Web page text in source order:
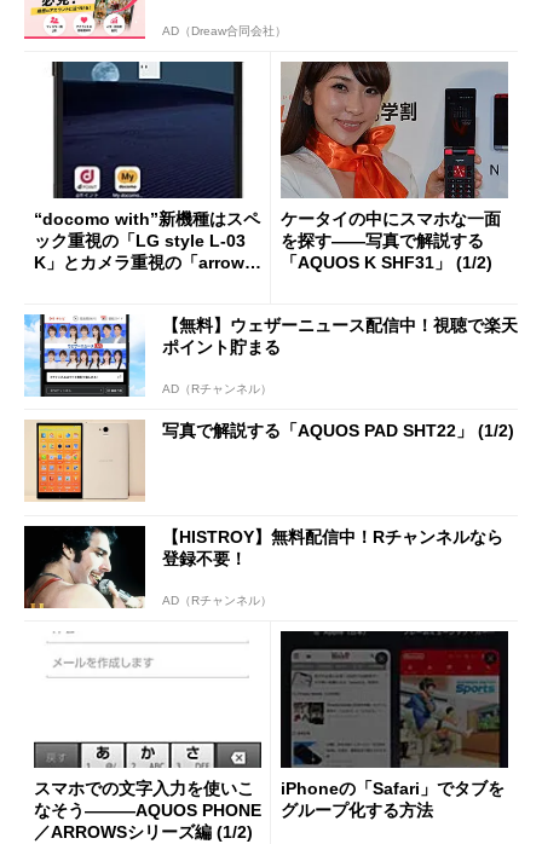
AD（Dreaw合同会社）
“docomo with”新機種はスペ
ック重視の「LG style L-03
K」とカメラ重視の「arrows
ケータイの中にスマホな一面
を探す――写真で解説する
「AQUOS K SHF31」 (1/2)
【無料】ウェザーニュース配信中！視聴で楽天
ポイント貯まる
AD（Rチャンネル）
写真で解説する「AQUOS PAD SHT22」 (1/2)
【HISTROY】無料配信中！Rチャンネルなら
登録不要！
AD（Rチャンネル）
スマホでの文字入力を使いこ
なそう―――AQUOS PHONE
／ARROWSシリーズ編 (1/2)
iPhoneの「Safari」でタブを
グループ化する方法